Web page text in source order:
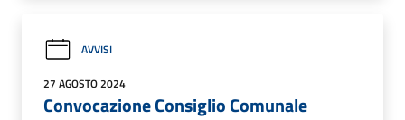
AVVISI
27 AGOSTO 2024
Convocazione Consiglio Comunale